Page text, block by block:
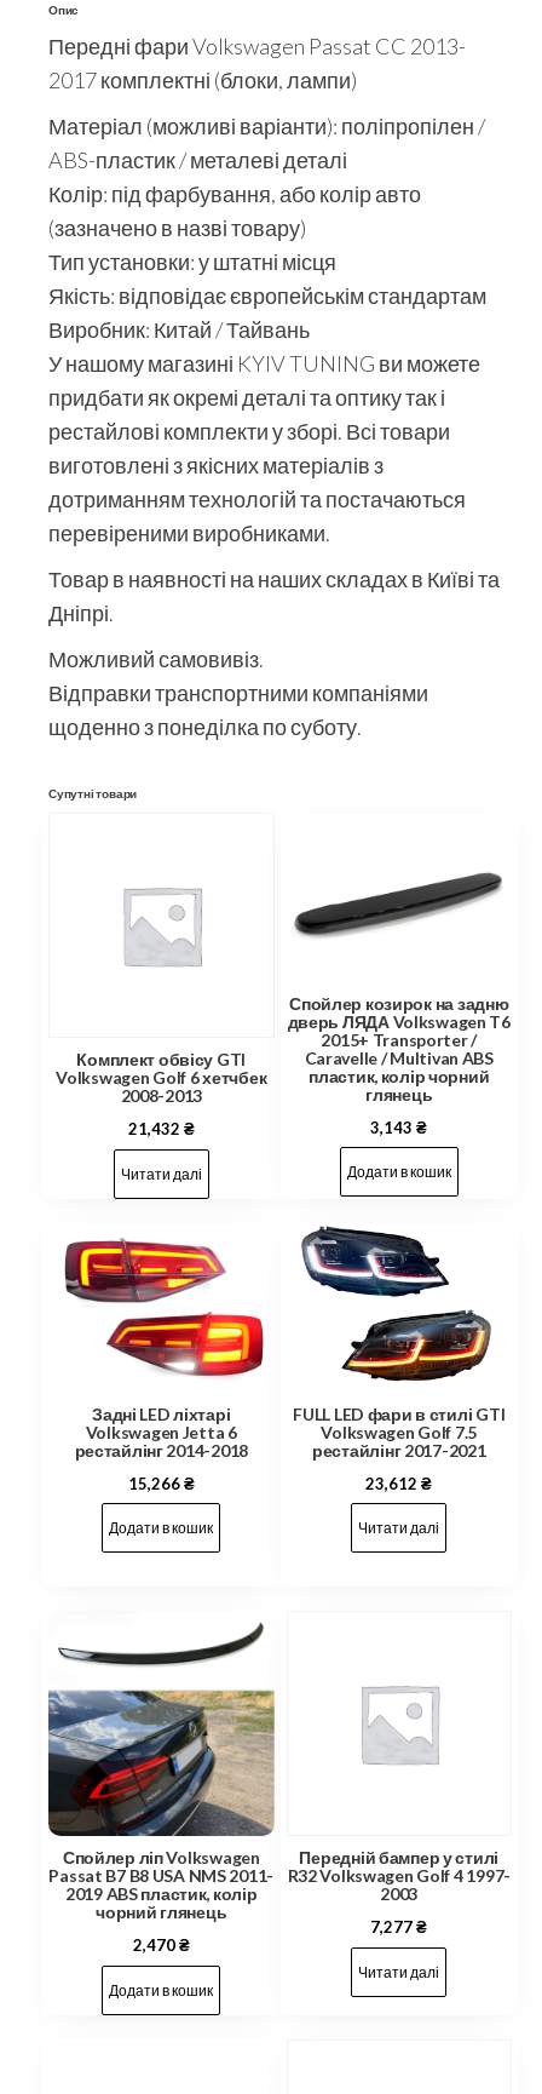
Опис
Передні фари Volkswagen Passat CC 2013-
2017 комплектні (блоки, лампи)
Матеріал (можливі варіанти): поліпропілен /
ABS-пластик / металеві деталі
Колір: під фарбування, або колір авто
(зазначено в назві товару)
Тип установки: у штатні місця
Якість: відповідає європейськім стандартам
Виробник: Китай / Тайвань
У нашому магазині KYIV TUNING ви можете
придбати як окремі деталі та оптику так і
рестайлові комплекти у зборі. Всі товари
виготовлені з якісних матеріалів з
дотриманням технологій та постачаються
перевіреними виробниками.
Товар в наявності на наших складах в Київі та
Дніпрі.
Можливий самовивіз.
Відправки транспортними компаніями
щоденно з понеділка по суботу.
Супутні товари
Комплект обвісу GTI
Volkswagen Golf 6 хетчбек
2008-2013
21,432 ₴
Читати далі
Спойлер козирок на задню
дверь ЛЯДА Volkswagen T6
2015+ Transporter /
Caravelle / Multivan ABS
пластик, колір чорний
глянець
3,143₴
Додати в кошик
Задні LED ліхтарі
Volkswagen Jetta 6
рестайлінг 2014-2018
15,266₴
Додати в кошик
FULL LED фари в стилі GTI
Volkswagen Golf 7.5
рестайлінг 2017-2021
23,612₴
Читати далі
Спойлер ліп Volkswagen
Passat B7 B8 USA NMS 2011-
2019 ABS пластик, колір
чорний глянець
2,470₴
Додати в кошик
Передній бампер у стилі
R32 Volkswagen Golf 4 1997-
2003
7,277₴
Читати далі